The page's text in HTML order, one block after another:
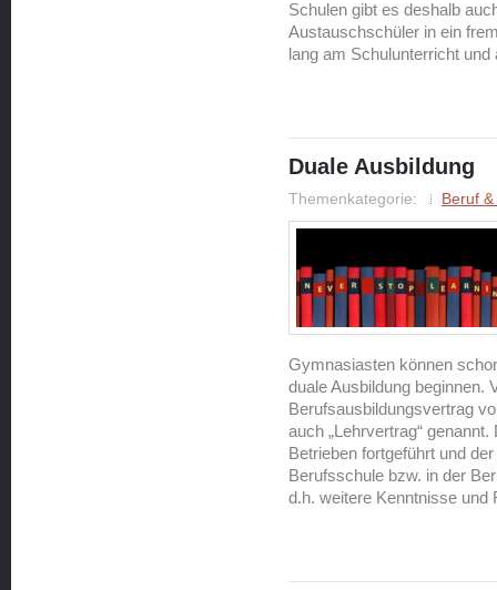
Schulen gibt es deshalb
Austauschschüler in ein
lang am Schulunterricht
Duale Ausbildung
Themenkategorie: Beruf
Gymnasiasten können
duale Ausbildung beginnen.
Berufsausbildungsvertrag
auch „Lehrvertrag“
Betrieben fortgeführt und
Berufsschule bzw. in der
d.h. weitere Kenntnisse und